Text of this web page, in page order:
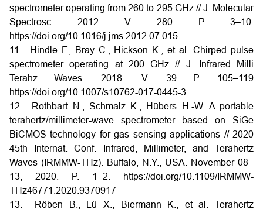
spectrometer operating from 260 to 295 GHz // J. Molecular
Spectrosc. 2012. V. 280. P. 3–10.
https://doi.org/10.1016/j.jms.2012.07.015
11. Hindle F., Bray C., Hickson K., et al. Chirped pulse
spectrometer operating at 200 GHz // J. Infrared Milli
Terahz Waves. 2018. V. 39 P. 105–119
https://doi.org/10.1007/s10762-017-0445-3
12. Rothbart N., Schmalz K., Hübers H.-W. A portable
terahertz/millimeter-wave spectrometer based on SiGe
BiCMOS technology for gas sensing applications // 2020
45th Internat. Conf. Infrared, Millimeter, and Terahertz
Waves (IRMMW-THz). Buffalo, N.Y., USA. November 08–
13, 2020. P. 1–2. https://doi.org/10.1109/IRMMW-
THz46771.2020.9370917
13. Röben B., Lü X., Biermann K., et al. Terahertz